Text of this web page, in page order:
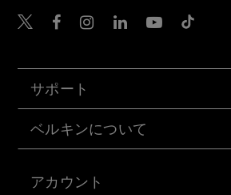
アカウント
サポート
ベルキンについて
Belkin Twitter
Belkin Facebook
BelkinBelkinBelkin